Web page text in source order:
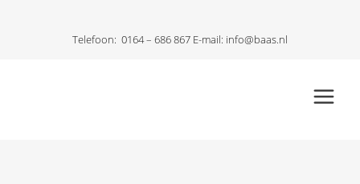
Telefoon: 0164 – 686 867 E-mail: info@baas.nl